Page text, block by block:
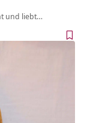
und liebt…